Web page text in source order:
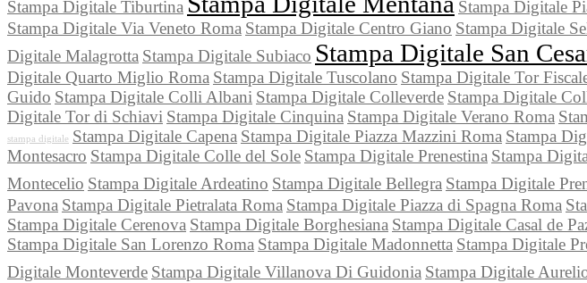
Stampa Digitale Tiburtina
Stampa Digitale
Stampa Digitale Via Veneto Roma Stampa Digitale Centro Giano Stampa Digitale
Digitale Malagrotta Stampa Digitale Subiaco Stampa Digitale San
Digitale Quarto Miglio Roma Stampa Digitale Tuscolano Stampa Digitale Tor
Guido Stampa Digitale Colli Albani Stampa Digitale Colleverde Stampa Digitale
Digitale Tor di Schiavi Stampa Digitale Cinquina Stampa Digitale Verano Roma
stampa digitale Stampa Digitale Capena Stampa Digitale Piazza Mazzini Roma Stampa
Montesacro Stampa Digitale Colle del Sole Stampa Digitale Prenestina Stampa
Montecelio Stampa Digitale Ardeatino Stampa Digitale Bellegra Stampa Digitale
Pavona Stampa Digitale Pietralata Roma Stampa Digitale Piazza di Spagna Roma
Stampa Digitale Cerenova Stampa Digitale Borghesiana Stampa Digitale Casal de
Stampa Digitale San Lorenzo Roma Stampa Digitale Madonnetta Stampa Digitale
Digitale Monteverde Stampa Digitale Villanova Di Guidonia Stampa Digitale